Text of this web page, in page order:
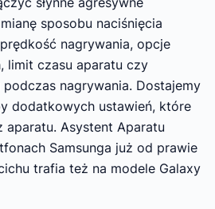
sposobu naciśnięcia
nagrywania, opcje
limit czasu aparatu czy
nagrywania. Dostajemy
dodatkowych ustawień, które
aparatu. Asystent Aparatu
Samsunga już od prawie
trafia też na modele Galaxy